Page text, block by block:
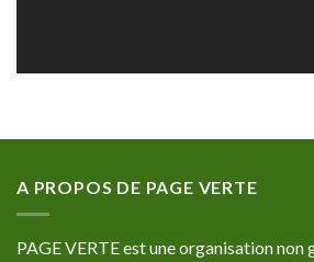
A PROPOS DE PAGE VERTE
PAGE VERTE est une organisation non